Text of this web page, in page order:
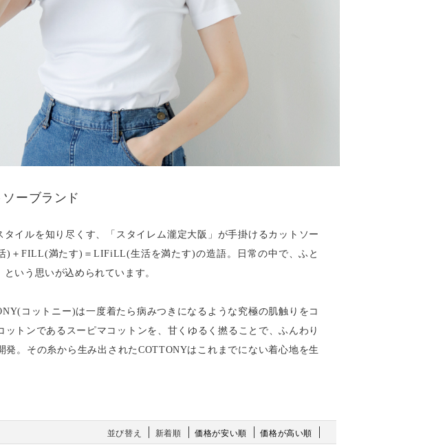
ーブランド
イルを知り尽くす、「スタイレム瀧定大阪」が手掛けるカットソー
)＋FILL(満たす)＝LIFiLL(生活を満たす)の造語。日常の中で、ふと
いう思いが込められています。
コットニー)は一度着たら病みつきになるような究極の肌触りをコ
トンであるスーピマコットンを、甘くゆるく撚ることで、ふんわり
発。その糸から生み出されたCOTTONYはこれまでにない着心地を生
並び替え 新着順 価格が安い順 価格が高い順